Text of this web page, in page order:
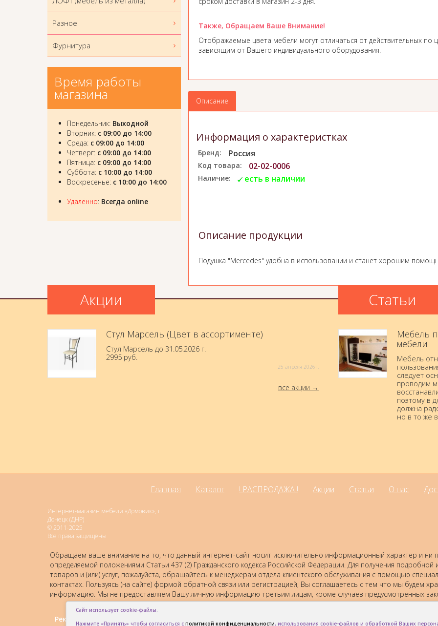
Также, Обращаем Ваше Внимание!
Отображаемые цвета мебели могут отличаться от действительных
зависящим от Вашего индивидуального оборудования.
Описание
Информация о характеристках
Бренд: Россия
Код товара: 02-02-0006
Наличие: есть в наличии
Описание продукции
Подушка "Mercedes" удобна в использовании и станет хорошим
Разное
Фурнитура
Время работы
магазина
Понедельник: Выходной
Вторник: с 09:00 до 14:00
Среда: с 09:00 до 14:00
Четверг: с 09:00 до 14:00
Пятница: с 09:00 до 14:00
Суббота: с 10:00 до 14:00
Воскресенье: с 10:00 до 14:00
Удалённо: Всегда online
Акции
Стул Марсель (Цвет в ассортименте)
Стул Марсель до 31.05.2026 г.
2995 руб.
25 aпреля 2026г.
все акции
Статьи
Мебель
мебели
Мебель
следует
проводим
поэтому в
должна
но в то же
Главная Каталог ! РАСПРОДАЖА ! Акции Статьи О нас
Интернет-магазин мебели «Домовик», г.
Донецк (ДНР)
© 2011-2025
Все права защищены
Обращаем ваше внимание на то, что данный интернет-сайт носит исключительно информационный характер и ни
определяемой положениями Статьи 437 (2) Гражданского кодекса Российской Федерации. Для получения
товаров и (или) услуг, пожалуйста, обращайтесь к менеджерам отдела клиентского обслуживания с помощью
контактах. Пользуясь (на сайте) формой обратной связи или регистрацией, Вы соглашаетесь с тем что мы будем
информацию. Мы не предоставляем Вашу личную информацию третьим лицам, кроме случаев предусмотренных
Рекомендовать друзьям:
Сайт использует cookie-файлы.
Нажмите «Принять» чтобы согласиться сполитикой конфиденциальности, использования cookie-файлов и обработкой Ваших